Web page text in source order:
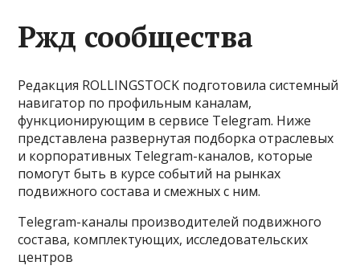
Ржд сообщества
Редакция ROLLINGSTOCK подготовила системный
навигатор по профильным каналам,
функционирующим в сервисе Telegram. Ниже
представлена развернутая подборка отраслевых
и корпоративных Telegram-каналов, которые
помогут быть в курсе событий на рынках
подвижного состава и смежных с ним.
Telegram-каналы производителей подвижного
состава, комплектующих, исследовательских
центров